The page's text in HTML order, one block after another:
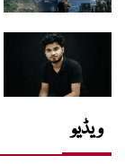
ویڈیو